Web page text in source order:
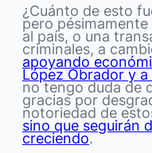
¿Cuánto de esto
pero
al país, o una
criminales, a
apoyando
López Obrador y
no tengo duda de
gracias por
notoriedad de
sino que seguirán
creciendo.